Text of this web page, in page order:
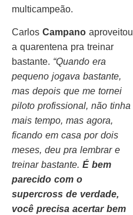
multicampeão.
Carlos Campano aproveitou
a quarentena pra treinar
bastante. “Quando era
pequeno jogava bastante,
mas depois que me tornei
piloto profissional, não tinha
mais tempo, mas agora,
ficando em casa por dois
meses, deu pra lembrar e
treinar bastante. É bem
parecido com o
supercross de verdade,
você precisa acertar bem